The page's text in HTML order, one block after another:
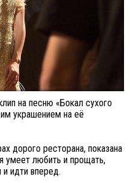
на песню «Бокал сухого
украшением на её
дорого ресторана, показана
умеет любить и прощать,
идти вперед.